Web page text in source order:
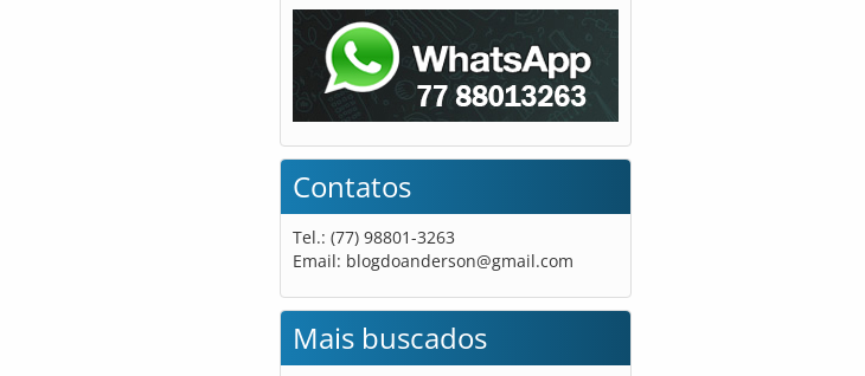
Contatos
Tel.: (77) 98801-3263
Email: blogdoanderson@gmail.com
Mais buscados